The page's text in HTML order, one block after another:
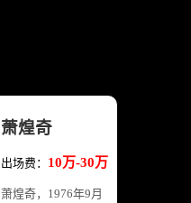
萧煌奇
出场费： 10万-30万
萧煌奇，1976年9月